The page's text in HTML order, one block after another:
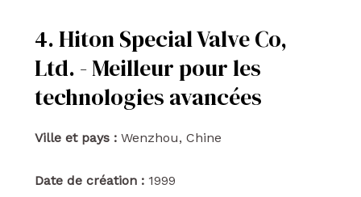
4. Hiton Special Valve Co,
Ltd. - Meilleur pour les
technologies avancées
Ville et pays :Wenzhou, Chine
Date de création :1999